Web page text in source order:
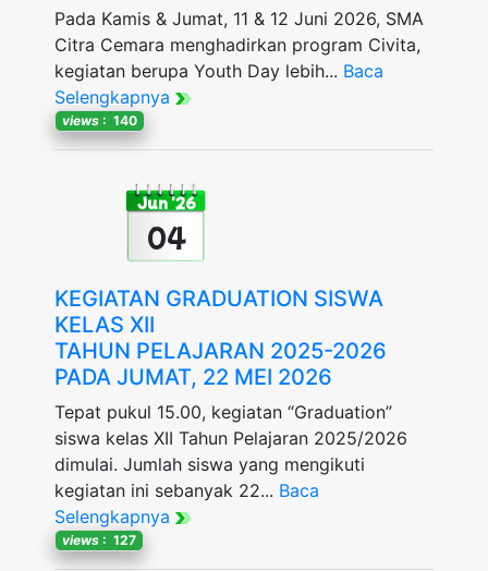
Pada Kamis & Jumat, 11 & 12 Juni 2026, SMA
Citra Cemara menghadirkan program Civita,
kegiatan berupa Youth Day lebih... Baca
Selengkapnya
views : 140
Jun '26
04
KEGIATAN GRADUATION SISWA
KELAS XII
TAHUN PELAJARAN 2025-2026
PADA JUMAT, 22 MEI 2026
Tepat pukul 15.00, kegiatan “Graduation”
siswa kelas XII Tahun Pelajaran 2025/2026
dimulai. Jumlah siswa yang mengikuti
kegiatan ini sebanyak 22... Baca
Selengkapnya
views : 127